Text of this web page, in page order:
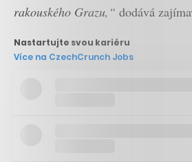
rakouského Grazu,“ dodává
Nastartujte svou kariéru
Více na CzechCrunch Jobs